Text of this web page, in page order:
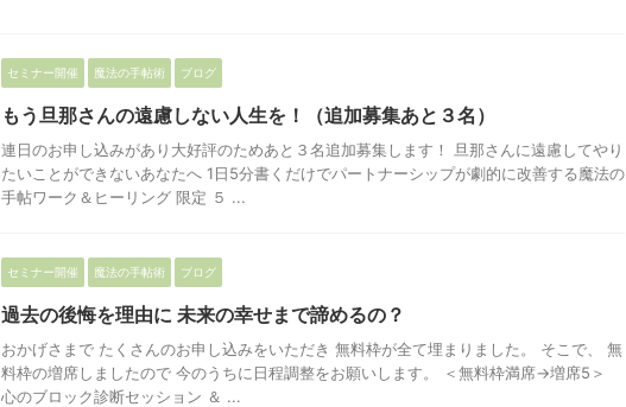
セミナー開催 魔法の手帖術 ブログ
もう旦那さんの遠慮しない人生を！（追加募集あと３名）
連日のお申し込みがあり大好評のためあと３名追加募集します！ 旦那さんに遠慮してやり
たいことができないあなたへ 1日5分書くだけでパートナーシップが劇的に改善する魔法の
手帖ワーク＆ヒーリング 限定 ５ ...
セミナー開催 魔法の手帖術 ブログ
過去の後悔を理由に 未来の幸せまで諦めるの？
おかげさまで たくさんのお申し込みをいただき 無料枠が全て埋まりました。 そこで、 無
料枠の増席しましたので 今のうちに日程調整をお願いします。 ＜無料枠満席→増席5＞
心のブロック診断セッション ＆ ...